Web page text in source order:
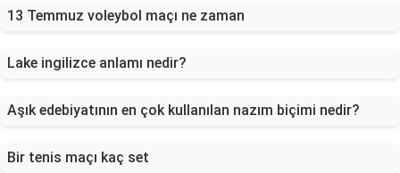
13 Temmuz voleybol maçı ne zaman
Lake ingilizce anlamı nedir?
Aşık edebiyatının en çok kullanılan nazım biçimi nedir?
Bir tenis maçı kaç set